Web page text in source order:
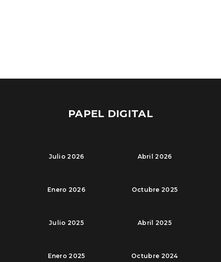
PAPEL DIGITAL
Julio 2026 Abril 2026
Enero 2026 Octubre 2025
Julio 2025 Abril 2025
Enero 2025 Octubre 2024